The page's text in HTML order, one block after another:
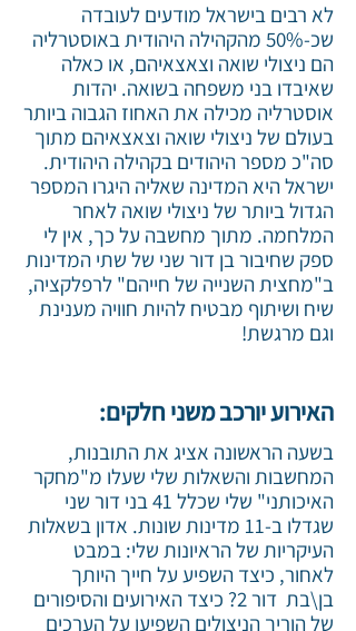
לא רבים בישראל מודעים לעובדה
שכ-50% מהקהילה היהודית באוסטרליה
הם ניצולי שואה וצאצאיהם, או כאלה
שאיבדו בני משפחה בשואה. יהדות
אוסטרליה מכילה את האחוז הגבוה ביותר
בעולם של ניצולי שואה וצאצאיהם מתוך
סה"כ מספר היהודים בקהילה היהודית.
ישראל היא המדינה שאליה היגרו המספר
הגדול ביותר של ניצולי שואה לאחר
המלחמה. מתוך מחשבה על כך, אין לי
ספק שחיבור בן דור שני של שתי המדינות
ב"מחצית השנייה של חייהם" לרפלקציה,
שיח ושיתוף מבטיח להיות חוויה מענינת
וגם מרגשת!
האירוע יורכב משני חלקים:
בשעה הראשונה אציג את התובנות,
המחשבות והשאלות שלי שעלו מ"מחקר
האיכותני" שלי שכלל 41 בני דור שני
שגדלו ב-11 מדינות שונות. אדון בשאלות
העיקריות של הראיונות שלי: במבט
לאחור, כיצד השפיע על חייך היותך
בן\בת דור 2? כיצד האירועים והסיפורים
של הוריך הניצולים השפיעו על הערכים